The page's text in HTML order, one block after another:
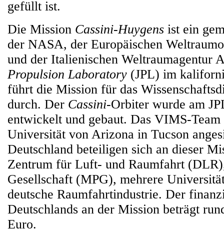
gefüllt ist.
Die Mission Cassini-Huygens ist ein
der NASA, der Europäischen
und der Italienischen Weltraumagentur
Propulsion Laboratory (JPL) im
führt die Mission für das
durch. Der Cassini-Orbiter wurde am
entwickelt und gebaut. Das VIMS-Team
Universität von Arizona in Tucson
Deutschland beteiligen sich an dieser
Zentrum für Luft- und Raumfahrt
Gesellschaft (MPG), mehrere
deutsche Raumfahrtindustrie. Der
Deutschlands an der Mission beträgt
Euro.